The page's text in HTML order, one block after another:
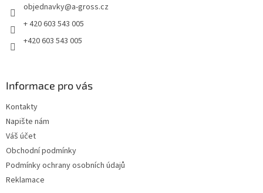
objednavky@a-gross.cz
+ 420 603 543 005
+420 603 543 005
Informace pro vás
Kontakty
Napište nám
Váš účet
Obchodní podmínky
Podmínky ochrany osobních údajů
Reklamace